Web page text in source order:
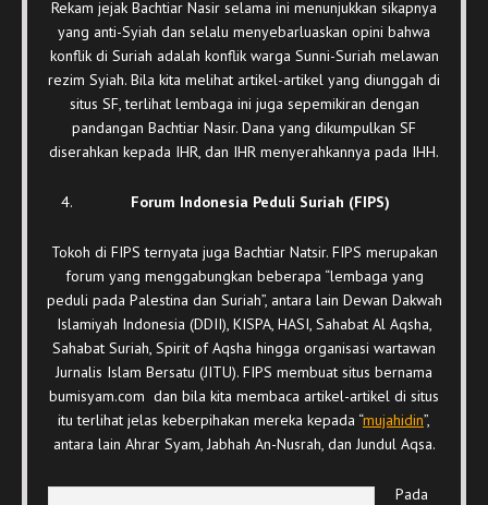
Rekam jejak Bachtiar Nasir selama ini menunjukkan sikapnya
yang anti-Syiah dan selalu menyebarluaskan opini bahwa
konflik di Suriah adalah konflik warga Sunni-Suriah melawan
rezim Syiah. Bila kita melihat artikel-artikel yang diunggah di
situs SF, terlihat lembaga ini juga sepemikiran dengan
pandangan Bachtiar Nasir. Dana yang dikumpulkan SF
diserahkan kepada IHR, dan IHR menyerahkannya pada IHH.
Forum Indonesia Peduli Suriah (FIPS)
Tokoh di FIPS ternyata juga Bachtiar Natsir. FIPS merupakan
forum yang menggabungkan beberapa “lembaga yang
peduli pada Palestina dan Suriah”, antara lain Dewan Dakwah
Islamiyah Indonesia (DDII), KISPA, HASI, Sahabat Al Aqsha,
Sahabat Suriah, Spirit of Aqsha hingga organisasi wartawan
Jurnalis Islam Bersatu (JITU). FIPS membuat situs bernama
bumisyam.com dan bila kita membaca artikel-artikel di situs
itu terlihat jelas keberpihakan mereka kepada “mujahidin”,
antara lain Ahrar Syam, Jabhah An-Nusrah, dan Jundul Aqsa.
Pada